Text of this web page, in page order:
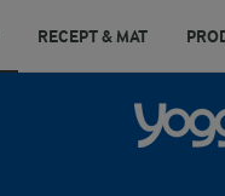
RECEPT & MAT